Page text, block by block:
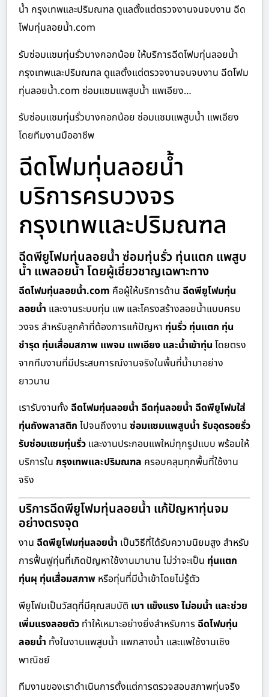
น้ำ กรุงเทพและปริมณฑล ดูแลตั้งแต่ตรวจงานจนจบงาน ฉีด
โฟมทุ่นลอยน้ำ.com
รับซ่อมแซมทุ่นรั่วบางกอกน้อย ให้บริการฉีดโฟมทุ่นลอยน้ำ
กรุงเทพและปริมณฑล ดูแลตั้งแต่ตรวจงานจนจบงาน ฉีดโฟม
ทุ่นลอยน้ำ.com ซ่อมแซมแพสูบน้ำ แพเอียง…
รับซ่อมแซมทุ่นรั่วบางกอกน้อย ซ่อมแซมแพสูบน้ำ แพเอียง
โดยทีมงานมืออาชีพ
ฉีดโฟมทุ่นลอยน้ำ
บริการครบวงจร
กรุงเทพและปริมณฑล
ฉีดพียูโฟมทุ่นลอยน้ำ ซ่อมทุ่นรั่ว ทุ่นแตก แพสูบ
น้ำ แพลอยน้ำ โดยผู้เชี่ยวชาญเฉพาะทาง
ฉีดโฟมทุ่นลอยน้ำ.com คือผู้ให้บริการด้าน ฉีดพียูโฟมทุ่น
ลอยน้ำ และงานระบบทุ่น แพ และโครงสร้างลอยน้ำแบบครบ
วงจร สำหรับลูกค้าที่ต้องการแก้ปัญหา ทุ่นรั่ว ทุ่นแตก ทุ่น
ชำรุด ทุ่นเสื่อมสภาพ แพจม แพเอียง และน้ำเข้าทุ่น โดยตรง
จากทีมงานที่มีประสบการณ์งานจริงในพื้นที่น้ำมาอย่าง
ยาวนาน
เรารับงานทั้ง ฉีดโฟมทุ่นลอยน้ำ ฉีดทุ่นลอยน้ำ ฉีดพียูโฟมใส่
ทุ่นถังพลาสติก ไปจนถึงงาน ซ่อมแซมแพสูบน้ำ รับอุดรอยรั่ว
รับซ่อมแซมทุ่นรั่ว และงานประกอบแพใหม่ทุกรูปแบบ พร้อมให้
บริการใน กรุงเทพและปริมณฑล ครอบคลุมทุกพื้นที่ใช้งาน
จริง
บริการฉีดพียูโฟมทุ่นลอยน้ำ แก้ปัญหาทุ่นจม
อย่างตรงจุด
งาน ฉีดพียูโฟมทุ่นลอยน้ำ เป็นวิธีที่ได้รับความนิยมสูง สำหรับ
การฟื้นฟูทุ่นที่เกิดปัญหาใช้งานมานาน ไม่ว่าจะเป็น ทุ่นแตก
ทุ่นผุ ทุ่นเสื่อมสภาพ หรือทุ่นที่มีน้ำเข้าโดยไม่รู้ตัว
พียูโฟมเป็นวัสดุที่มีคุณสมบัติ เบา แข็งแรง ไม่อมน้ำ และช่วย
เพิ่มแรงลอยตัว ทำให้เหมาะอย่างยิ่งสำหรับการ ฉีดโฟมทุ่น
ลอยน้ำ ทั้งในงานแพสูบน้ำ แพกลางน้ำ และแพใช้งานเชิง
พาณิชย์
ทีมงานของเราดำเนินการตั้งแต่การตรวจสอบสภาพทุ่นจริง